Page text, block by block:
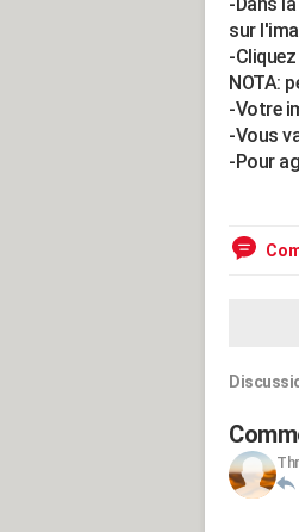
sur
-
NOTA:
-Votre
-Vous
-Pour